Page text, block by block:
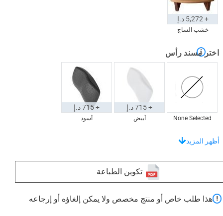
خشب الساج
+ 5,272 د.إ
اختر مسند رأس
None Selected أبيض
+ 715 د.إ
أسود
+ 715 د.إ
تبرز بأناقة مع هذه الحصائر الأرضية
+ 3,127 د.إ
أظهر المزيد
تكوين الطباعة
هذا طلب خاص أو منتج مخصص ولا يمكن إلغاؤه أو إرجاعه